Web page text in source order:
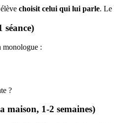
choisit celui qui lui parle. Le
séance)
monologue :
?
maison, 1-2 semaines)